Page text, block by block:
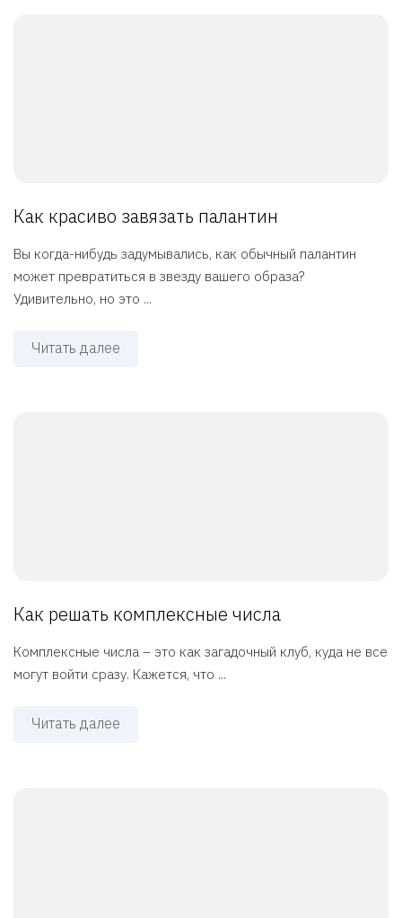
Как красиво завязать палантин
Вы когда-нибудь задумывались, как обычный палантин
может превратиться в звезду вашего образа?
Удивительно, но это ...
Читать далее
Как решать комплексные числа
Комплексные числа – это как загадочный клуб, куда не все
могут войти сразу. Кажется, что ...
Читать далее